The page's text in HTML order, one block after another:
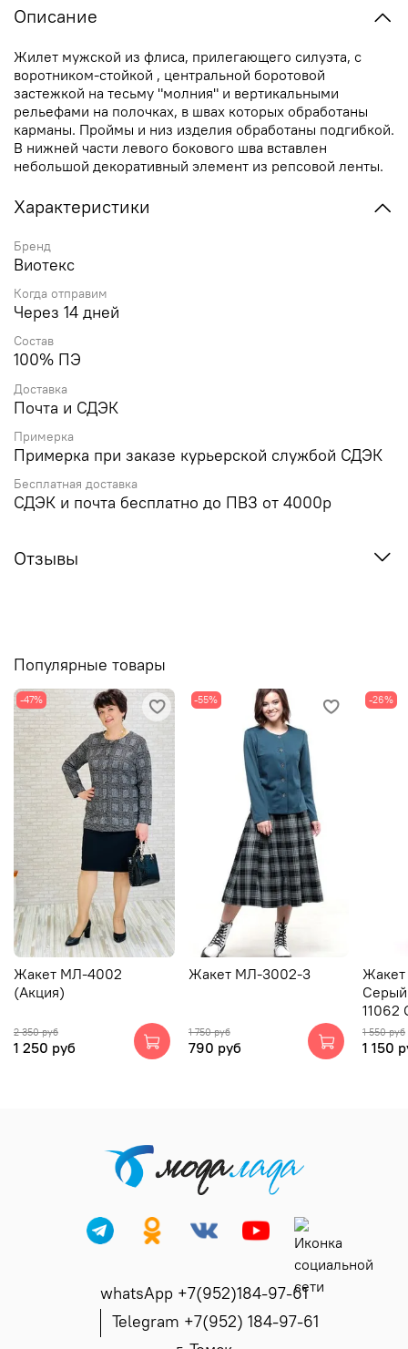
Описание
Жилет мужской из флиса, прилегающего силуэта, с
воротником-стойкой , центральной боротовой
застежкой на тесьму "молния" и вертикальными
рельефами на полочках, в швах которых обработаны
карманы. Проймы и низ изделия обработаны подгибкой.
В нижней части левого бокового шва вставлен
небольшой декоративный элемент из репсовой ленты.
Характеристики
Бренд
Виотекс
Когда отправим
Через 14 дней
Состав
100% ПЭ
Доставка
Почта и СДЭК
Примерка
Примерка при заказе курьерской службой СДЭК
Бесплатная доставка
СДЭК и почта бесплатно до ПВЗ от 4000р
Отзывы
Популярные товары
-47%
Жакет МЛ-4002
(Акция)
2 350 руб
1 250 руб
-55%
Жакет МЛ-3002-3
1 750 руб
790 руб
-26%
11062
1 550 руб
1 150
whatsApp +7(952)184-97-61
Telegram +7(952) 184-97-61